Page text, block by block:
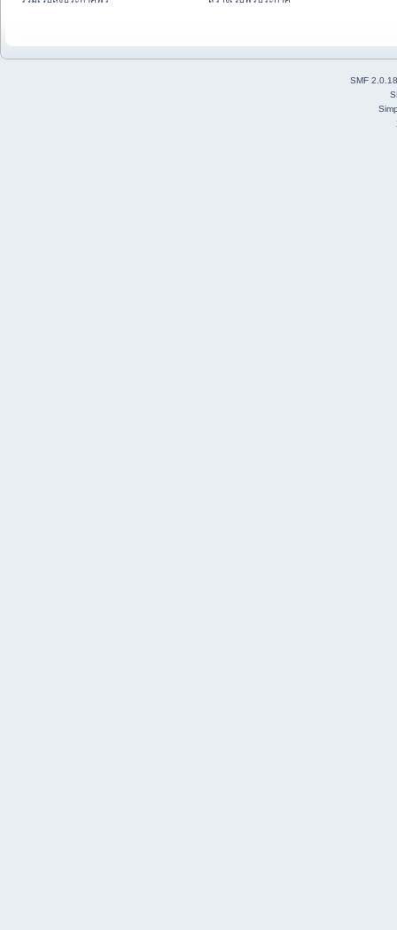
SMF 2.0.18